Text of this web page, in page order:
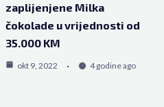
zaplijenjene Milka
čokolade u vrijednosti od
35.000 KM
okt 9, 2022 4 godine ago